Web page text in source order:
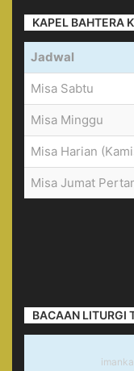
KAPEL BAHTERA
Jadwal
Misa Sabtu
Misa Minggu
Misa Harian
Misa Jumat
BACAAN LITURGI